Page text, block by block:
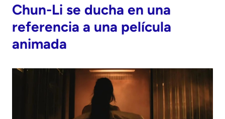
Chun-Li se ducha en una
referencia a una película
animada